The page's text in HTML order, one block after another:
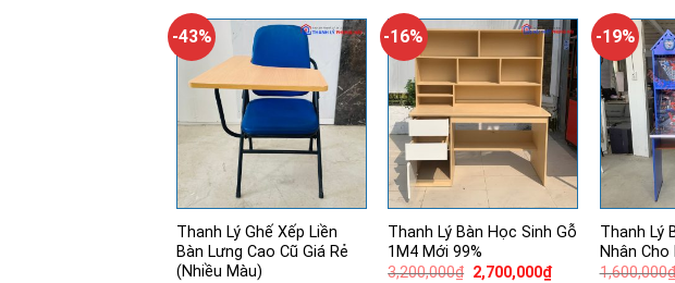
-43%
Thanh Lý Ghế Xếp Liền
Bàn Lưng Cao Cũ Giá Rẻ
(Nhiều Màu)
-16%
Thanh Lý Bàn Học Sinh Gỗ
1M4 Mới 99%
3,200,000₫ Giá
2,700,000₫Giá
-19%
Thanh Lý
Nhân Cho
1,600,000₫